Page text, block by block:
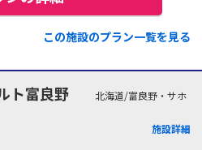
この施設のプラン一覧を見る
ト富良野
北海道/富良野・サホ
施設詳細